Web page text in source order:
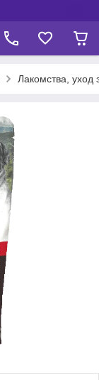
Лакомства, уход